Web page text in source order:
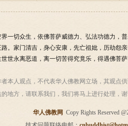
一切众生，依佛菩萨威德力、弘法功德力，
。家门清吉，身心安康，先亡祖妣，历劫怨
世永离恶道，离一切苦得究竟乐，得遇佛菩
本人观点，不代表华人佛教网立场，其观点供
地方，请联系我们，我们将马上进行处理，谢
华人佛教网 Copy Rights Reserved